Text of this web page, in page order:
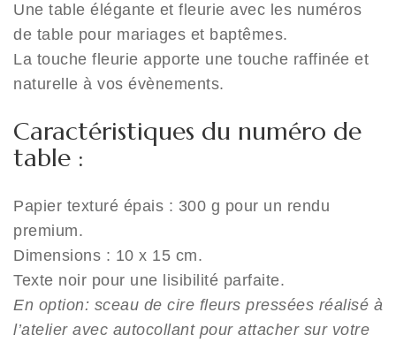
Une table élégante et fleurie avec les numéros
de table pour mariages et baptêmes.
La touche fleurie apporte une touche raffinée et
naturelle à vos évènements.
Caractéristiques du numéro de
table :
Papier texturé épais : 300 g pour un rendu
premium.
Dimensions : 10 x 15 cm.
Texte noir pour une lisibilité parfaite.
En option: sceau de cire fleurs pressées réalisé à
l’atelier avec autocollant pour attacher sur votre